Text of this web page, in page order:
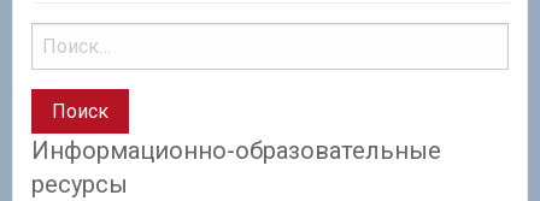
Информационно-образовательные
ресурсы